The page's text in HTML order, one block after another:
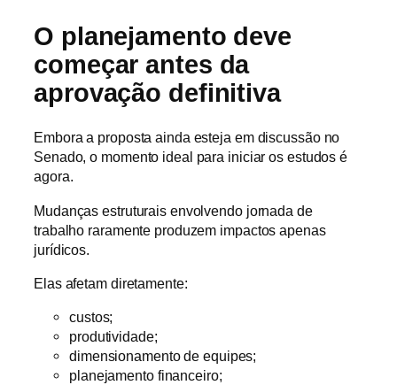
O planejamento deve
começar antes da
aprovação definitiva
Embora a proposta ainda esteja em discussão no
Senado, o momento ideal para iniciar os estudos é
agora.
Mudanças estruturais envolvendo jornada de
trabalho raramente produzem impactos apenas
jurídicos.
Elas afetam diretamente:
custos;
produtividade;
dimensionamento de equipes;
planejamento financeiro;